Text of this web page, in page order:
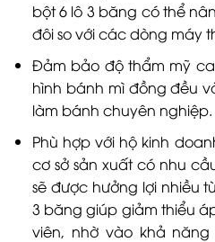
bột 6 lô 3 băng có thể
đôi so với các dòng máy
Đảm bảo độ thẩm mỹ
hình bánh mì đồng đều
làm bánh chuyên nghiệp.
Phù hợp với hộ kinh
cơ sở sản xuất có nhu
sẽ được hưởng lợi nhiều
3 băng giúp giảm thiểu
viên, nhờ vào khả